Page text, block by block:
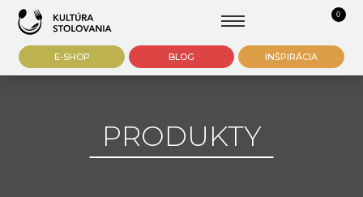
0
E-SHOP BLOG INŠPIRÁCIA
PRODUKTY